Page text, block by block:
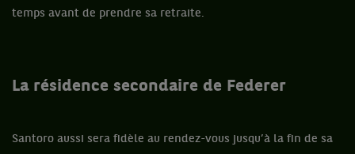
temps avant de prendre sa retraite.
La résidence secondaire de Federer
Santoro aussi sera fidèle au rendez-vous jusqu’à la fin de sa